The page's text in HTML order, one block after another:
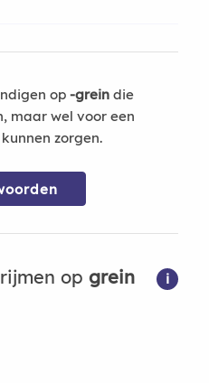
op -greindie
maar wel voor een
zorgen.
op grein i